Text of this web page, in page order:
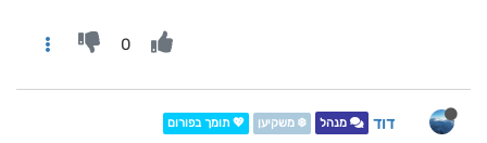
0
דוד מנהל ❄️ משקיען 💖 תומך בפורום